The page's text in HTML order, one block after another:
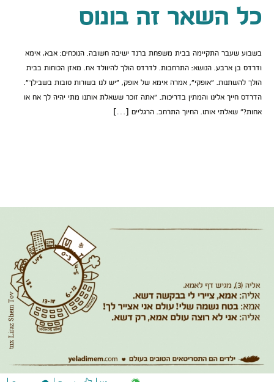
כל השאר זה בונוס
בשבוע שעבר התקיימה בבית משפחת ברנד ישיבה חשובה. הנוכחים: אבא, אימא
ודרדס בן ארבע. הנושא: התרחבות. לדרדס הולך להיוולד אח. מאזן הכוחות בבית
הולך להשתנות. “אופקי”, אמרה אימא של אופק, “יש לנו בשורות טובות בשבילך”.
הדרדס חייך אלינו והמתין בדריכות. “אתה זוכר ששאלת אותנו מתי יהיה לך אח או
אחות?” שאלתי אותו. החיוך התרחב. הרגליים […]
tnx Liraz Shem Tov